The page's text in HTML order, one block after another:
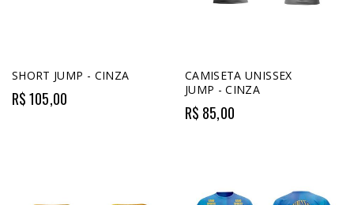
SHORT JUMP - CINZA
R$ 105,00
CAMISETA UNISSEX
JUMP - CINZA
R$ 85,00